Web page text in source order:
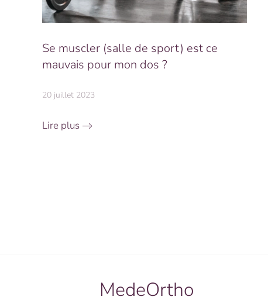
Se muscler (salle de sport) est ce
mauvais pour mon dos ?
20 juillet 2023
Lire plus
MedeOrtho